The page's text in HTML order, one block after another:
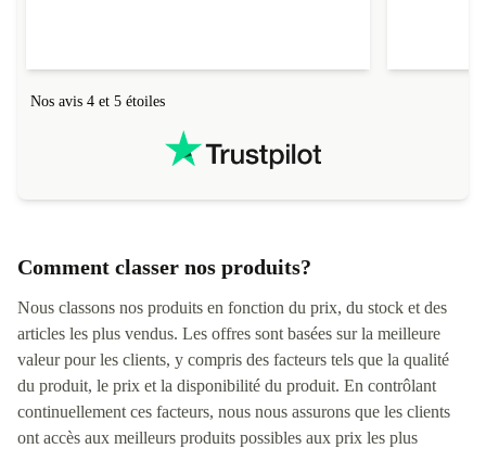
Nos avis 4 et 5 étoiles
Comment classer nos produits?
Nous classons nos produits en fonction du prix, du stock et des
articles les plus vendus. Les offres sont basées sur la meilleure
valeur pour les clients, y compris des facteurs tels que la qualité
du produit, le prix et la disponibilité du produit. En contrôlant
continuellement ces facteurs, nous nous assurons que les clients
ont accès aux meilleurs produits possibles aux prix les plus